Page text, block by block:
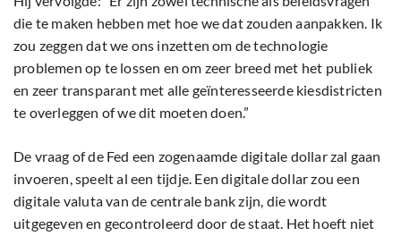
die te maken hebben met hoe we dat zouden aanpakken. Ik
zou zeggen dat we ons inzetten om de technologie
problemen op te lossen en om zeer breed met het publiek
en zeer transparant met alle geïnteresseerde kiesdistricten
te overleggen of we dit moeten doen.”
De vraag of de Fed een zogenaamde digitale dollar zal gaan
invoeren, speelt al een tijdje. Een digitale dollar zou een
digitale valuta van de centrale bank zijn, die wordt
uitgegeven en gecontroleerd door de staat. Het hoeft niet